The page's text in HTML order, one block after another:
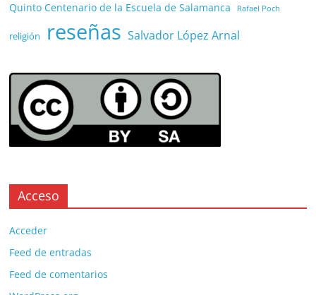
Quinto Centenario de la Escuela de Salamanca Rafael Poch
religión reseñas Salvador López Arnal
Acceso
Acceder
Feed de entradas
Feed de comentarios